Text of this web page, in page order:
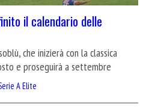
il calendario delle
che inizierà con la classica
e proseguirà a settembre
A Elite